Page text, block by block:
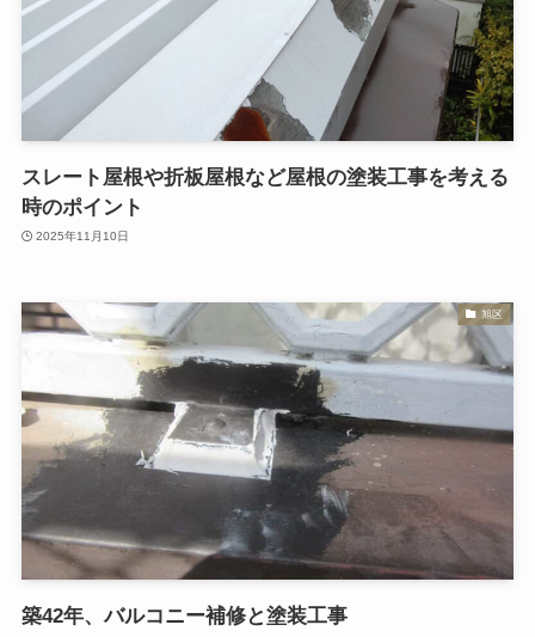
スレート屋根や折板屋根など屋根の塗装工事を考える
時のポイント
2025年11月10日
旭区
築42年、バルコニー補修と塗装工事